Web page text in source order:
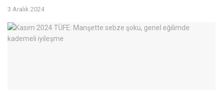
3 Aralık 2024